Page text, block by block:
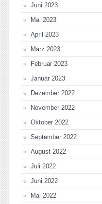
Juni 2023
Mai 2023
April 2023
März 2023
Februar 2023
Januar 2023
Dezember 2022
November 2022
Oktober 2022
September 2022
August 2022
Juli 2022
Juni 2022
Mai 2022